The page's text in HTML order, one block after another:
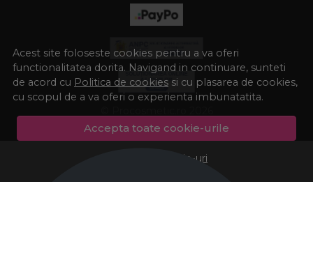
Acest site foloseste cookies pentru a va oferi
functionalitatea dorita. Navigand in continuare, sunteti
de acord cu Politica de cookies si cu plasarea de cookies,
cu scopul de a va oferi o experienta imbunatatita.
Accepta toate cookie-urile
Preferinte cookie-uri